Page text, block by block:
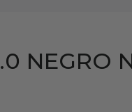
NEGRO